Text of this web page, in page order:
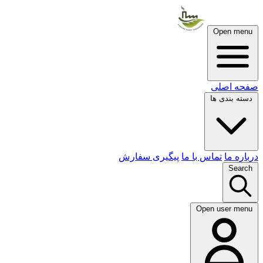
Open menu
صفحه اصلی
دسته بندی ها
درباره ما تماس با ما پیگیری سفارش
Search
Open user menu